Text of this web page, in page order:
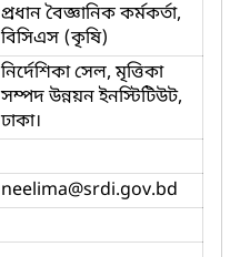
প্রধান বৈজ্ঞানিক কর্মকর্তা,
বিসিএস (কৃষি)
নির্দেশিকা সেল, মৃত্তিকা
সম্পদ উন্নয়ন ইনস্টিটিউট,
ঢাকা।
neelima@srdi.gov.bd